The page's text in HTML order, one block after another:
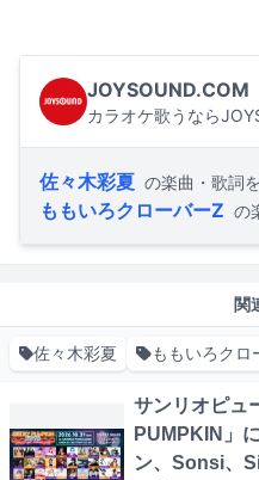
JOYSOUND.COM
カラオケ歌うなら
佐々木彩夏 の楽曲・歌詞
ももいろクローバーZ の
関
佐々木彩夏 ももいろクロ
サンリオピュ
PUMPKIN」
ン、Sonsi、